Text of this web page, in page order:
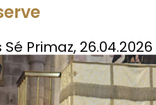
Primaz, 26.04.2026